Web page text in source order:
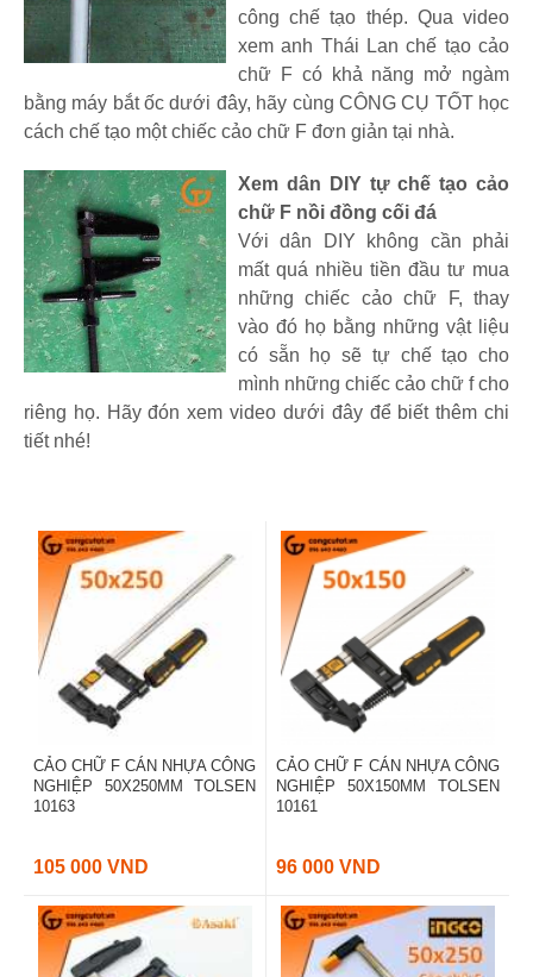
công chế tạo thép. Qua video
xem anh Thái Lan chế tạo cảo
chữ F có khả năng mở ngàm
bằng máy bắt ốc dưới đây, hãy cùng CÔNG CỤ TỐT học
cách chế tạo một chiếc cảo chữ F đơn giản tại nhà.
Xem dân DIY tự chế tạo cảo
chữ F nồi đồng cối đá
Với dân DIY không cần phải
mất quá nhiều tiền đầu tư mua
những chiếc cảo chữ F, thay
vào đó họ bằng những vật liệu
có sẵn họ sẽ tự chế tạo cho
mình những chiếc cảo chữ f cho
riêng họ. Hãy đón xem video dưới đây để biết thêm chi
tiết nhé!
CẢO CHỮ F CÁN NHỰA CÔNG
NGHIỆP 50X250MM TOLSEN
10163
105 000 VND
CẢO CHỮ F CÁN NHỰA CÔNG
NGHIỆP 50X150MM TOLSEN
10161
96 000 VND